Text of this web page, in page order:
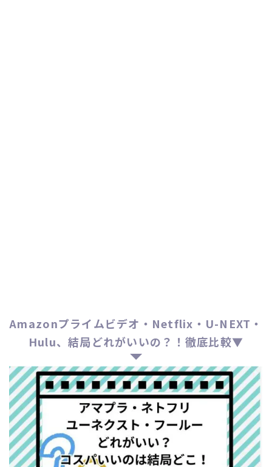
Amazonプライムビデオ・Netflix・U-NEXT・
Hulu、結局どれがいいの？！徹底比較▼